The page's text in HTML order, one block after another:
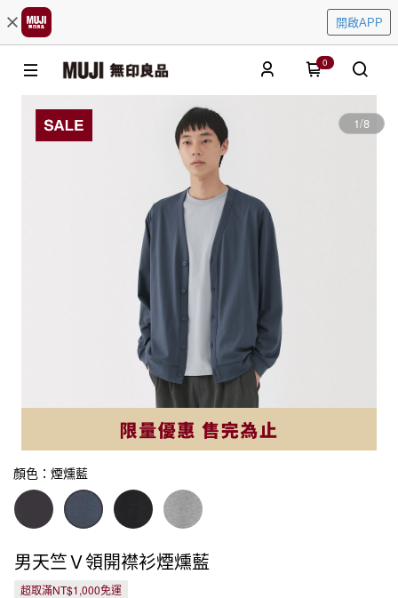
開啟APP
0
1/8
顏色：煙燻藍
男天竺Ｖ領開襟衫煙燻藍
超取滿NT$1,000免運